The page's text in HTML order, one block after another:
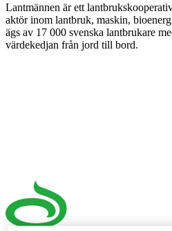
Lantmännen är ett
aktör inom lantbruk, maskin,
ägs av 17 000 svenska lantbrukare
värdekedjan från jord till bord.